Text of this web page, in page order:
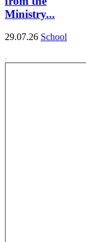
Ministry...
29.07.26 School